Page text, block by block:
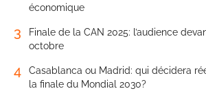
économique
3
Finale de la CAN 2025: l’audience
octobre
4
Casablanca ou Madrid: qui décidera
la finale du Mondial 2030?